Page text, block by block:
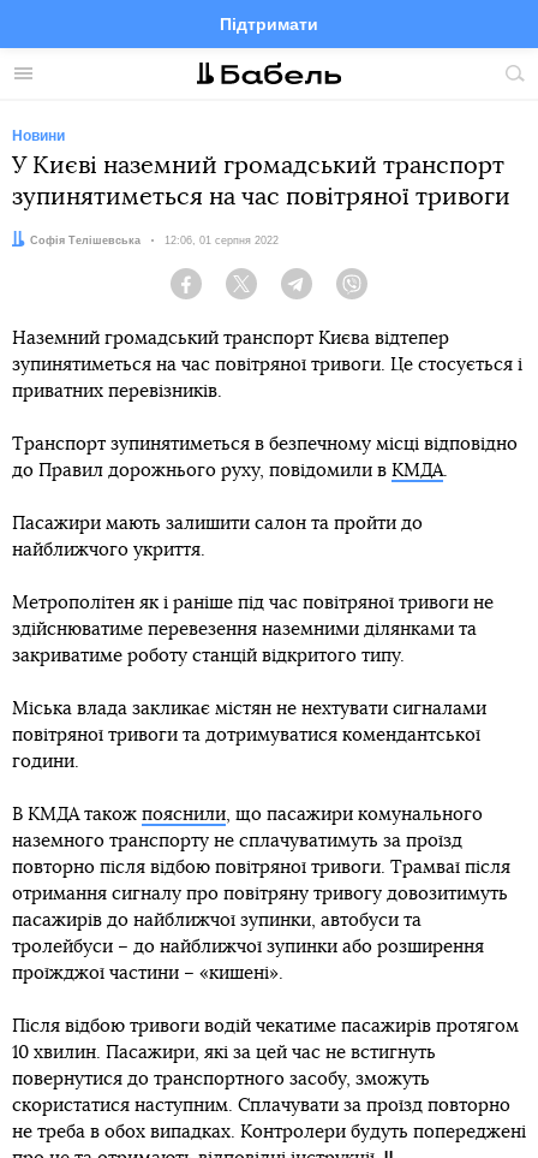
Меню
Підтримати
FacebookTelegramTwitter
Новини
У Києві наземний громадський транспорт
зупинятиметься на час повітряної тривоги
Автор:
Софія Телішевська Дата:
12:06, 01 серпня 2022
Facebook Twitter Telegram
Наземний громадський транспорт Києва відтепер
зупинятиметься на час повітряної тривоги. Це стосується і
приватних перевізників.
Транспорт зупинятиметься в безпечному місці відповідно
до Правил дорожнього руху, повідомили в КМДА.
Пасажири мають залишити салон та пройти до
найближчого укриття.
Метрополітен як і раніше під час повітряної тривоги не
здійснюватиме перевезення наземними ділянками та
закриватиме роботу станцій відкритого типу.
Міська влада закликає містян не нехтувати сигналами
повітряної тривоги та дотримуватися комендантської
години.
В КМДА також пояснили, що пасажири комунального
наземного транспорту не сплачуватимуть за проїзд
повторно після відбою повітряної тривоги. Трамваї після
отримання сигналу про повітряну тривогу довозитимуть
пасажирів до найближчої зупинки, автобуси та
тролейбуси – до найближчої зупинки або розширення
проїжджої частини – «кишені».
Після відбою тривоги водій чекатиме пасажирів протягом
10 хвилин. Пасажири, які за цей час не встигнуть
повернутися до транспортного засобу, зможуть
скористатися наступним. Сплачувати за проїзд повторно
не треба в обох випадках. Контролери будуть попереджені